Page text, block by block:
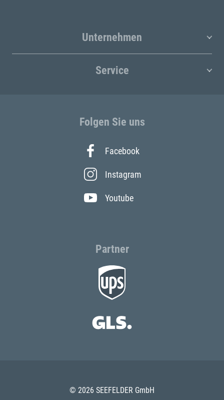
Unternehmen
Service
Folgen Sie uns
Facebook
Instagram
Youtube
Partner
© 2026 SEEFELDER GmbH